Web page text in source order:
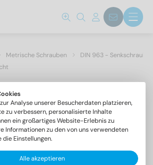
Metrische Schrauben
DIN 963 -
Analyse unserer Besucherdaten platzieren,
zu verbessern, personalisierte Inhalte
ein großartiges Website-Erlebnis zu
Informationen zu den von uns verwendeten
die Einstellungen.
Alle akzeptieren